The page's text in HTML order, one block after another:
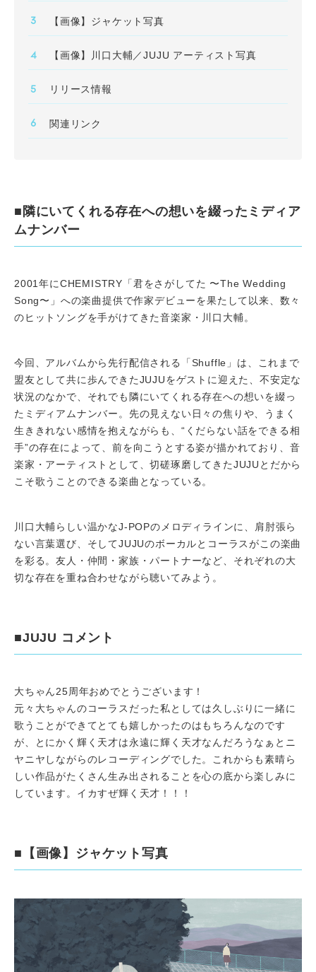
【画像】ジャケット写真
【画像】川口大輔／JUJU アーティスト写真
リリース情報
関連リンク
■隣にいてくれる存在への想いを綴ったミディア
ムナンバー
2001年にCHEMISTRY「君をさがしてた 〜The Wedding
Song〜」への楽曲提供で作家デビューを果たして以来、数々
のヒットソングを手がけてきた音楽家・川口大輔。
今回、アルバムから先行配信される「Shuffle」は、これまで
盟友として共に歩んできたJUJUをゲストに迎えた、不安定な
状況のなかで、それでも隣にいてくれる存在への想いを綴っ
たミディアムナンバー。先の見えない日々の焦りや、うまく
生ききれない感情を抱えながらも、“くだらない話をできる相
手”の存在によって、前を向こうとする姿が描かれており、音
楽家・アーティストとして、切磋琢磨してきたJUJUとだから
こそ歌うことのできる楽曲となっている。
川口大輔らしい温かなJ-POPのメロディラインに、肩肘張ら
ない言葉選び、そしてJUJUのボーカルとコーラスがこの楽曲
を彩る。友人・仲間・家族・パートナーなど、それぞれの大
切な存在を重ね合わせながら聴いてみよう。
■JUJU コメント
大ちゃん25周年おめでとうございます！
元々大ちゃんのコーラスだった私としては久しぶりに一緒に
歌うことができてとても嬉しかったのはもちろんなのです
が、とにかく輝く天才は永遠に輝く天才なんだろうなぁとニ
ヤニヤしながらのレコーディングでした。これからも素晴ら
しい作品がたくさん生み出されることを心の底から楽しみに
しています。イカすぜ輝く天才！！！
■【画像】ジャケット写真